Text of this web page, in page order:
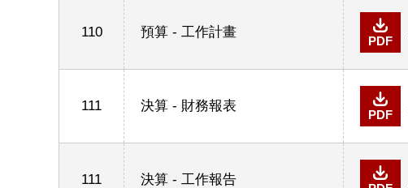
110 預算 - 工作計畫
PDF
111 決算 - 財務報表
PDF
111 決算 - 工作報告